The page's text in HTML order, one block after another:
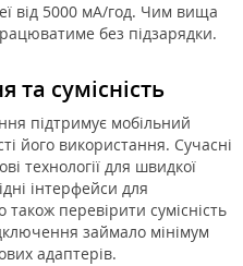
від 5000 мА/год. Чим вища
без підзарядки.
та сумісність
підтримує мобільний
його використання. Сучасні
технології для швидкої
інтерфейси для
також перевірити сумісність
займало мінімум
адаптерів.